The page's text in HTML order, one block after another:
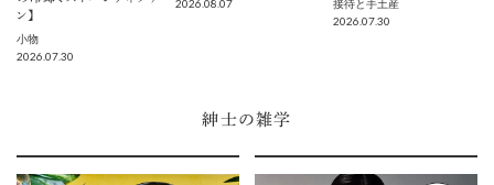
ン】
小物
2026.07.30
2026.08.07
接待と手土産
2026.07.30
紳士の雑学